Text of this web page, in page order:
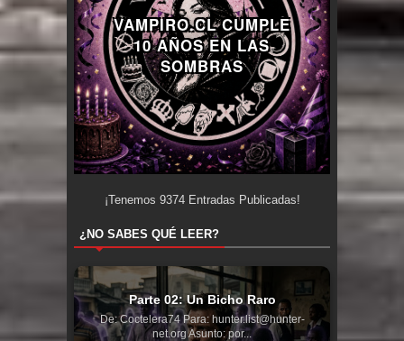
VAMPIRO.CL CUMPLE
10 AÑOS EN LAS
SOMBRAS
¡Tenemos 9374Entradas Publicadas!
¿NO SABES QUÉ LEER?
Parte 02: Un Bicho Raro
De: Coctelera74 Para: hunter.list@hunter-
net.org Asunto: por...